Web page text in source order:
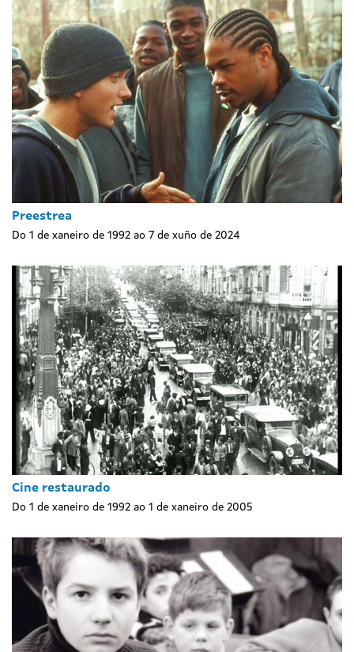
Preestrea
Do 1 de xaneiro de 1992 ao 7 de xuño de 2024
Cine restaurado
Do 1 de xaneiro de 1992 ao 1 de xaneiro de 2005